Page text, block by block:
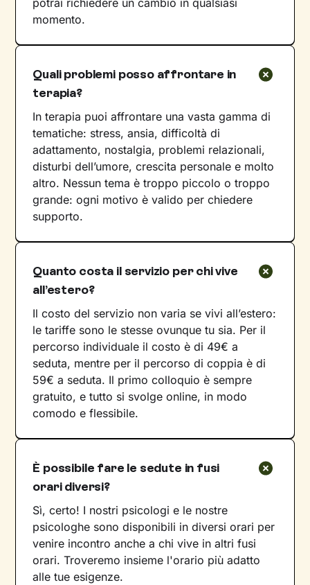
potrai richiedere un cambio in qualsiasi
momento.
Quali problemi posso affrontare in
terapia?
In terapia puoi affrontare una vasta gamma di
tematiche: stress, ansia, difficoltà di
adattamento, nostalgia, problemi relazionali,
disturbi dell’umore, crescita personale e molto
altro. Nessun tema è troppo piccolo o troppo
grande: ogni motivo è valido per chiedere
supporto.
Quanto costa il servizio per chi vive
all’estero?
Il costo del servizio non varia se vivi all’estero:
le tariffe sono le stesse ovunque tu sia. Per il
percorso individuale il costo è di 49€ a
seduta, mentre per il percorso di coppia è di
59€ a seduta. Il primo colloquio è sempre
gratuito, e tutto si svolge online, in modo
comodo e flessibile.
È possibile fare le sedute in fusi
orari diversi?
Sì, certo! I nostri psicologi e le nostre
psicologhe sono disponibili in diversi orari per
venire incontro anche a chi vive in altri fusi
orari. Troveremo insieme l'orario più adatto
alle tue esigenze.